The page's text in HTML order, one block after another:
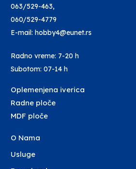
063/529-463,
060/529-4779
E-mail: hobby4@eunet.rs
Radno vreme: 7-20 h
Subotom: 07-14 h
Oplemenjena iverica
Radne ploče
MDF ploče
O Nama
Usluge